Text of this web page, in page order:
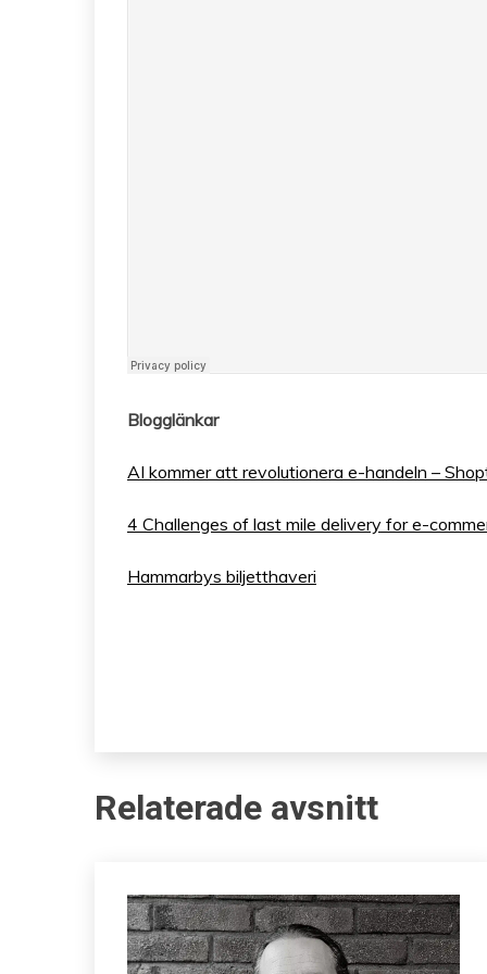
Blogglänkar
AI kommer att revolutionera e-handeln –
4 Challenges of last mile delivery for e-
Hammarbys biljetthaveri
Relaterade avsnitt